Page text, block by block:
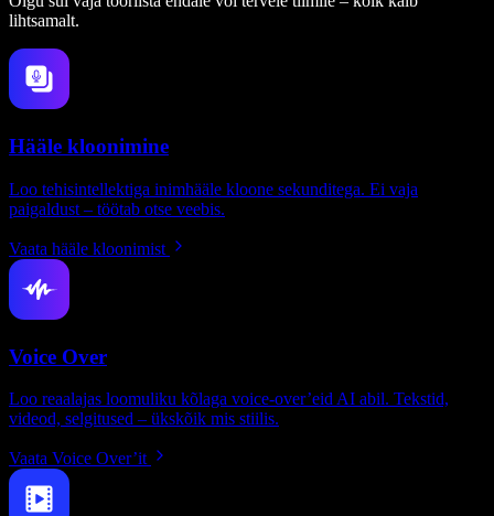
lihtsamalt.
Hääle kloonimine
Loo tehisintellektiga inimhääle kloone sekunditega. Ei vaja
paigaldust – töötab otse veebis.
Vaata hääle kloonimist
Voice Over
Loo reaalajas loomuliku kõlaga voice-over’eid AI abil. Tekstid,
videod, selgitused – ükskõik mis stiilis.
Vaata Voice Over’it